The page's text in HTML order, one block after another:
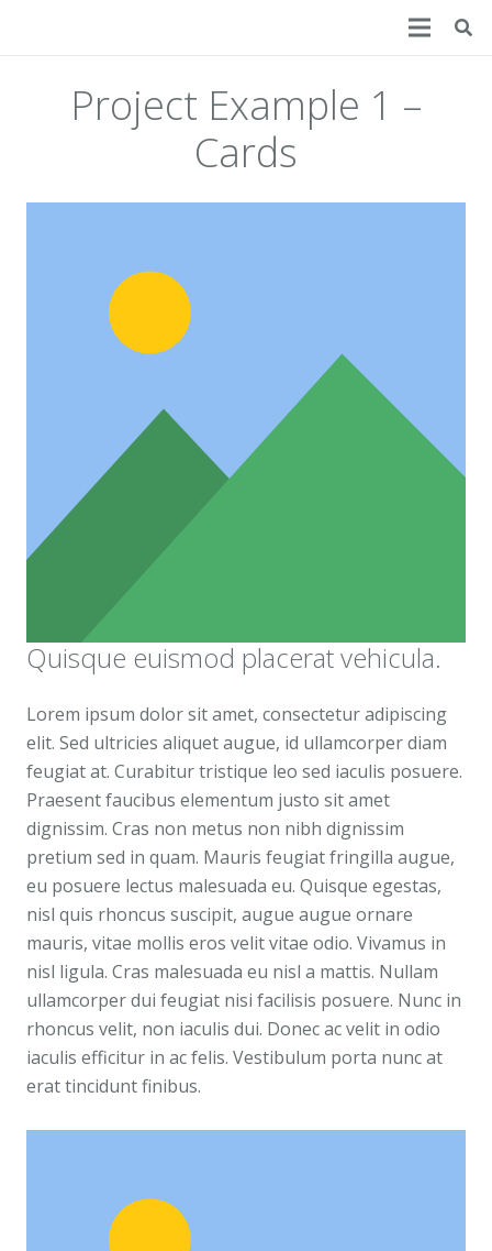
Project Example 1 –
Cards
Quisque euismod placerat vehicula.
Lorem ipsum dolor sit amet, consectetur adipiscing
elit. Sed ultricies aliquet augue, id ullamcorper diam
feugiat at. Curabitur tristique leo sed iaculis posuere.
Praesent faucibus elementum justo sit amet
dignissim. Cras non metus non nibh dignissim
pretium sed in quam. Mauris feugiat fringilla augue,
eu posuere lectus malesuada eu. Quisque egestas,
nisl quis rhoncus suscipit, augue augue ornare
mauris, vitae mollis eros velit vitae odio. Vivamus in
nisl ligula. Cras malesuada eu nisl a mattis. Nullam
ullamcorper dui feugiat nisi facilisis posuere. Nunc in
rhoncus velit, non iaculis dui. Donec ac velit in odio
iaculis efficitur in ac felis. Vestibulum porta nunc at
erat tincidunt finibus.